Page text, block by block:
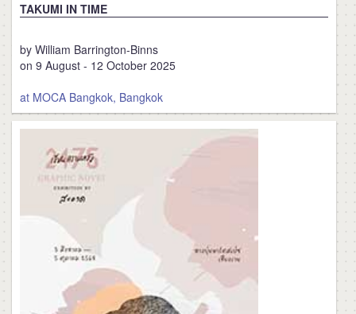
TAKUMI IN TIME
by William Barrington-Binns
on 9 August - 12 October 2025
at MOCA Bangkok, Bangkok